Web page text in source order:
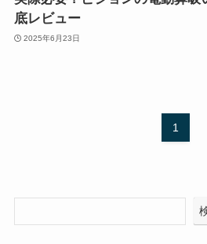
底レビュー
2025年6月23日
1